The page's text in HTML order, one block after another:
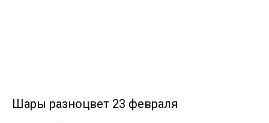
Шары разноцвет 23 февраля